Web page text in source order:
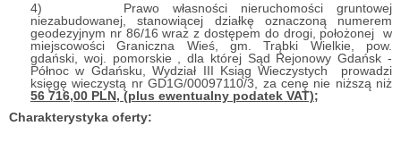
4) Prawo własności nieruchomości gruntowej
niezabudowanej, stanowiącej działkę oznaczoną numerem
geodezyjnym nr 86/16 wraz z dostępem do drogi, położonej w
miejscowości Graniczna Wieś, gm. Trąbki Wielkie, pow.
gdański, woj. pomorskie , dla której Sąd Rejonowy Gdańsk -
Północ w Gdańsku, Wydział III Ksiąg Wieczystych prowadzi
księgę wieczystą nr GD1G/00097110/3,
za cenę nie niższą niż
56 716,00 PLN, (plus ewentualny podatek VAT);
Charakterystyka oferty: